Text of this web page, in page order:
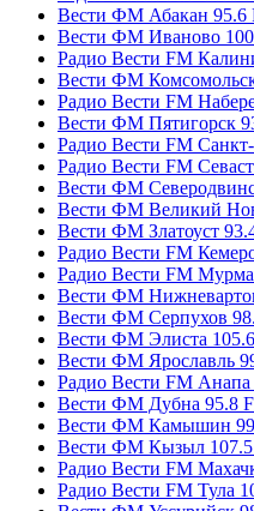
Вести ФМ Абакан 95.6
Вести ФМ Иваново
Радио Вести FM
Вести ФМ
Радио Вести FM
Вести ФМ Пятигорск
Радио Вести FM
Радио Вести FM
Вести ФМ
Вести ФМ Великий
Вести ФМ Златоуст
Радио Вести FM
Радио Вести FM
Вести ФМ
Вести ФМ Серпухов
Вести ФМ Элиста
Вести ФМ Ярославль
Радио Вести FM
Вести ФМ Дубна 95.8
Вести ФМ Камышин
Вести ФМ Кызыл
Радио Вести FM
Радио Вести FM Тула